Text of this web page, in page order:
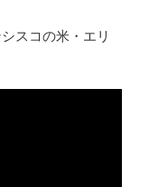
スコの米・エリ